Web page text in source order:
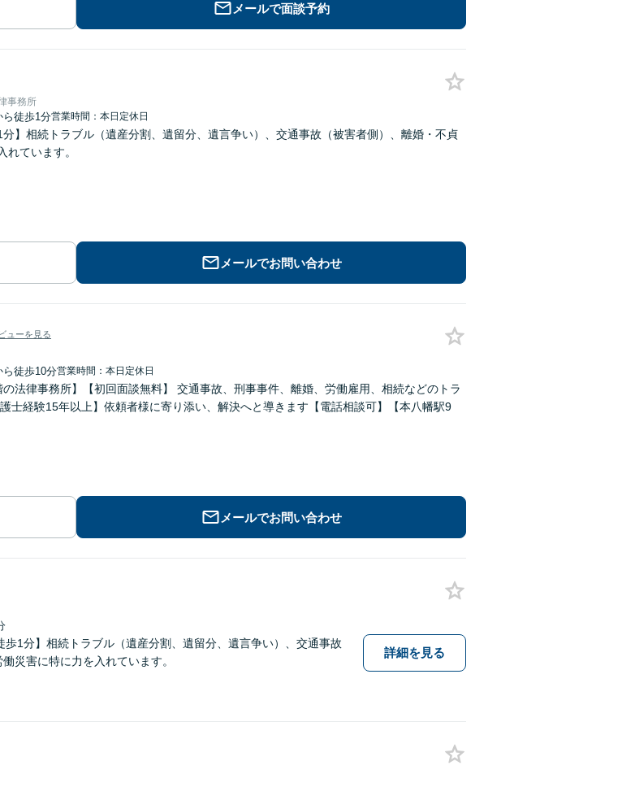
メールで面談予約
事務所
ら徒歩1分営業時間：本日定休日
分】相続トラブル（遺産分割、遺留分、遺言争い）、交通事故（被害者側）、離婚・不貞
れています。
メールでお問い合わせ
ューを見る
ら徒歩10分営業時間：本日定休日
の法律事務所】【初回面談無料】 交通事故、刑事事件、離婚、労働雇用、相続などのトラ
士経験15年以上】依頼者様に寄り添い、解決へと導きます【電話相談可】【本八幡駅9
メールでお問い合わせ
歩1分】相続トラブル（遺産分割、遺留分、遺言争い）、交通事故
災害に特に力を入れています。
詳細を見る